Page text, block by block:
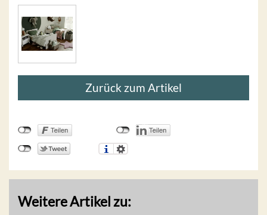
Zurück zum Artikel
Weitere Artikel zu: